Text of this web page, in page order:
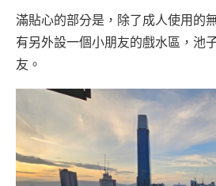
滿貼心的部分是，除了成人使用的
有另外設一個小朋友的戲水區，池
友。